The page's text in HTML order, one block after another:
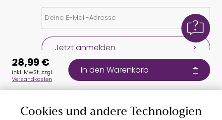
Jetzt anmelden
28,99 €
inkl. MwSt. zzgl.
Versandkosten
In den Warenkorb
Cookies und andere Technologien